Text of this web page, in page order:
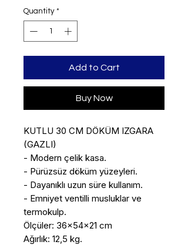
Quantity *
Add to Cart
Buy Now
KUTLU 30 CM DÖKÜM IZGARA
(GAZLI)
- Modern çelik kasa.
- Pürüzsüz döküm yüzeyleri.
- Dayanıklı uzun süre kullanım.
- Emniyet ventilli musluklar ve
termokulp.
Ölçüler: 36x54x21 cm
Ağırlık: 12,5 kg.